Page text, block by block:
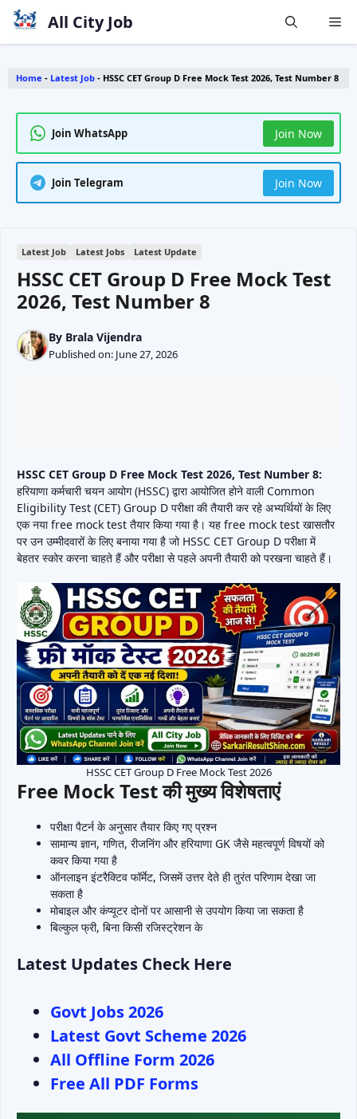
Skip
content
All City Job
Home - Latest Job - HSSC CET Group D Free Mock Test 2026, Test Number 8
Join WhatsApp Join Now
Join Telegram Join Now
Latest Job Latest Jobs Latest Update
HSSC CET Group D Free Mock Test
2026, Test Number 8
By Brala Vijendra
Published on: June 27, 2026
HSSC CET Group D Free Mock Test 2026, Test Number 8:
हरियाणा कर्मचारी चयन आयोग (HSSC) द्वारा आयोजित होने वाली Common
Eligibility Test (CET) Group D परीक्षा की तैयारी कर रहे अभ्यर्थियों के लिए
एक नया free mock test तैयार किया गया है। यह free mock test खासतौर
पर उन उम्मीदवारों के लिए बनाया गया है जो HSSC CET Group D परीक्षा में
बेहतर स्कोर करना चाहते हैं और परीक्षा से पहले अपनी तैयारी को परखना चाहते हैं।
HSSC CET Group D Free Mock Test 2026
Free Mock Test की मुख्य विशेषताएं
परीक्षा पैटर्न के अनुसार तैयार किए गए प्रश्न
सामान्य ज्ञान, गणित, रीजनिंग और हरियाणा GK जैसे महत्वपूर्ण विषयों को
कवर किया गया है
ऑनलाइन इंटरैक्टिव फॉर्मेट, जिसमें उत्तर देते ही तुरंत परिणाम देखा जा
सकता है
मोबाइल और कंप्यूटर दोनों पर आसानी से उपयोग किया जा सकता है
बिल्कुल फ्री, बिना किसी रजिस्ट्रेशन के
Latest Updates Check Here
Govt Jobs 2026
Latest Govt Scheme 2026
All Offline Form 2026
Free All PDF Forms